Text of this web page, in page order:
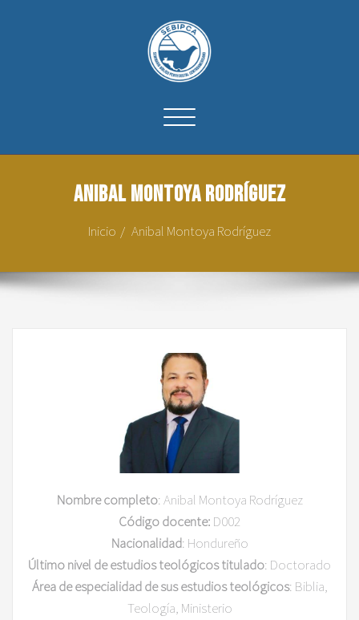
Cambiar
Anibal Montoya Rodríguez
Inicio Anibal Montoya Rodríguez
Nombre completo: Anibal Montoya Rodríguez
Código docente: D002
Nacionalidad: Hondureño
Último nivel de estudios teológicos titulado: Doctorado
Área de especialidad de sus estudios teológicos: Biblia,
Teología, Ministerio